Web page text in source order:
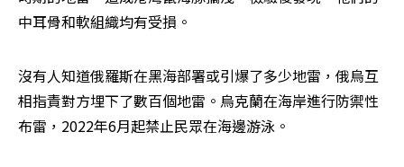
中耳骨和軟組織均有受損。
沒有人知道俄羅斯在黑海部署或引爆了多少地雷，俄烏互
相指責對方埋下了數百個地雷。烏克蘭在海岸進行防禦性
布雷，2022年6月起禁止民眾在海邊游泳。